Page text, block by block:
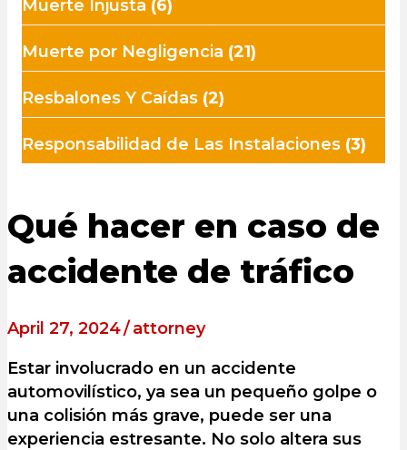
Muerte Injusta (6)
Muerte por Negligencia (21)
Resbalones Y Caídas (2)
Responsabilidad de Las Instalaciones (3)
Qué hacer en caso de
accidente de tráfico
April 27, 2024/attorney
Estar involucrado en un accidente
automovilístico, ya sea un pequeño golpe o
una colisión más grave, puede ser una
experiencia estresante. No solo altera sus